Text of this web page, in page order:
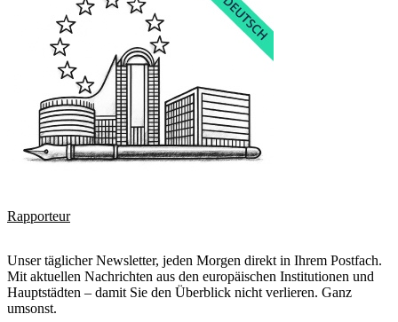
Rapporteur
Unser täglicher Newsletter, jeden Morgen direkt in Ihrem Postfach.
Mit aktuellen Nachrichten aus den europäischen Institutionen und
Hauptstädten – damit Sie den Überblick nicht verlieren. Ganz
umsonst.